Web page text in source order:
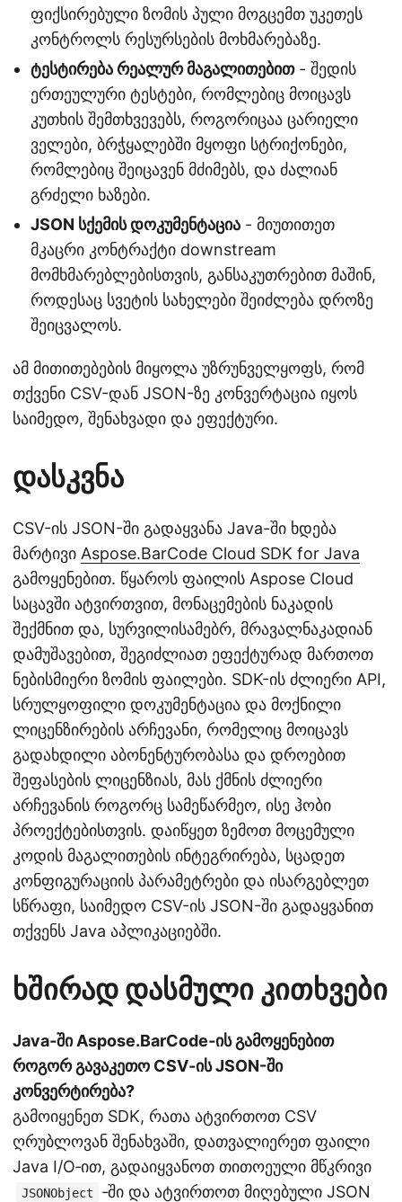
ფიქსირებული ზომის პული მოგცემთ უკეთეს
კონტროლს რესურსების მოხმარებაზე.
ტესტირება რეალურ მაგალითებით- შედის
ერთეულური ტესტები, რომლებიც მოიცავს
კუთხის შემთხვევებს, როგორიცაა ცარიელი
ველები, ბრჭყალებში მყოფი სტრიქონები,
რომლებიც შეიცავენ მძიმებს, და ძალიან
გრძელი ხაზები.
JSON სქემის დოკუმენტაცია - მიუთითეთ
მკაცრი კონტრაქტი downstream
მომხმარებლებისთვის, განსაკუთრებით მაშინ,
როდესაც სვეტის სახელები შეიძლება დროზე
შეიცვალოს.
ამ მითითებების მიყოლა უზრუნველყოფს, რომ
თქვენი CSV-დან JSON-ზე კონვერტაცია იყოს
საიმედო, შენახვადი და ეფექტური.
დასკვნა
CSV-ის JSON-ში გადაყვანა Java-ში ხდება
მარტივი Aspose.BarCode Cloud SDK for Java
გამოყენებით. წყაროს ფაილის Aspose Cloud
საცავში ატვირთვით, მონაცემების ნაკადის
შექმნით და, სურვილისამებრ, მრავალნაკადიან
დამუშავებით, შეგიძლიათ ეფექტურად მართოთ
ნებისმიერი ზომის ფაილები. SDK-ის ძლიერი API,
სრულყოფილი დოკუმენტაცია და მოქნილი
ლიცენზირების არჩევანი, რომელიც მოიცავს
გადახდილი აბონენტურობასა და დროებით
შეფასების ლიცენზიას, მას ქმნის ძლიერი
არჩევანის როგორც სამეწარმეო, ისე ჰობი
პროექტებისთვის. დაიწყეთ ზემოთ მოცემული
კოდის მაგალითების ინტეგრირება, სცადეთ
კონფიგურაციის პარამეტრები და ისარგებლეთ
სწრაფი, საიმედო CSV-ის JSON-ში გადაყვანით
თქვენს Java აპლიკაციებში.
ხშირად დასმული კითხვები
Java‑ში Aspose.BarCode‑ის გამოყენებით
როგორ გავაკეთო CSV‑ის JSON-ში
კონვერტირება?
გამოიყენეთ SDK, რათა ატვირთოთ CSV
ღრუბლოვან შენახვაში, დათვალიერეთ ფაილი
Java I/O‑ით, გადაიყვანოთ თითოეული მწკრივი
JSONObject
‑ში და ატვირთოთ მიღებული JSON